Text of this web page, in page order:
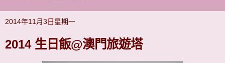
2014年11月3日星期一
2014 生日飯@澳門旅遊塔